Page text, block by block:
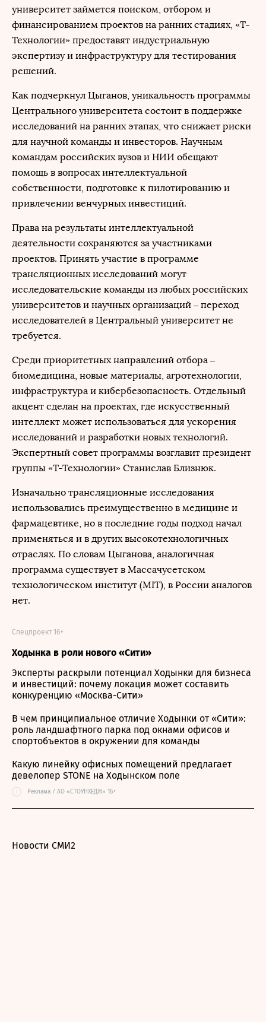
университет займется поиском, отбором и
финансированием проектов на ранних стадиях, «Т-
Технологии» предоставят индустриальную
экспертизу и инфраструктуру для тестирования
решений.
Как подчеркнул Цыганов, уникальность программы
Центрального университета состоит в поддержке
исследований на ранних этапах, что снижает риски
для научной команды и инвесторов. Научным
командам российских вузов и НИИ обещают
помощь в вопросах интеллектуальной
собственности, подготовке к пилотированию и
привлечении венчурных инвестиций.
Права на результаты интеллектуальной
деятельности сохраняются за участниками
проектов. Принять участие в программе
трансляционных исследований могут
исследовательские команды из любых российских
университетов и научных организаций – переход
исследователей в Центральный университет не
требуется.
Среди приоритетных направлений отбора –
биомедицина, новые материалы, агротехнологии,
инфраструктура и кибербезопасность. Отдельный
акцент сделан на проектах, где искусственный
интеллект может использоваться для ускорения
исследований и разработки новых технологий.
Экспертный совет программы возглавит президент
группы «Т-Технологии» Станислав Близнюк.
Изначально трансляционные исследования
использовались преимущественно в медицине и
фармацевтике, но в последние годы подход начал
применяться и в других высокотехнологичных
отраслях. По словам Цыганова, аналогичная
программа существует в Массачусетском
технологическом институт (MIT), в России аналогов
нет.
Ходынка в роли нового «Сити»
Спецпроект 16+
Эксперты раскрыли потенциал Ходынки для бизнеса
и инвестиций: почему локация может составить
конкуренцию «Москва-Сити»
В чем принципиальное отличие Ходынки от «Сити»:
роль ландшафтного парка под окнами офисов и
спортобъектов в окружении для команды
Какую линейку офисных помещений предлагает
девелопер STONE на Ходынском поле
i Реклама / АО «СТОУНХЕДЖ» 16+
Новости СМИ2